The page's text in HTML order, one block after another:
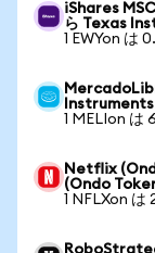
iShares
ら Texas
1 EWYon は
1 MELIon は
Netflix
(Ondo
1 NFLXon